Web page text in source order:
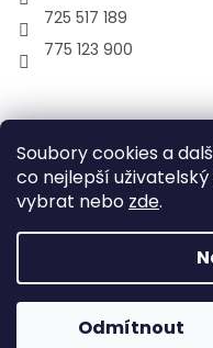
Soubory cookies a
co nejlepší
vybrat nebo zde.
Odmítnout
725 517 189
775 123 900
Copyright 2026